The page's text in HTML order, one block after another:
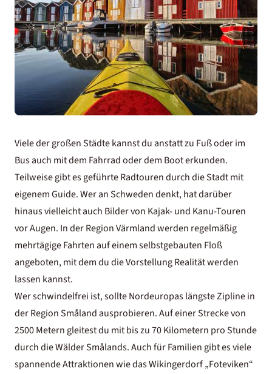
Viele der großen Städte kannst du anstatt zu Fuß oder im
Bus auch mit dem Fahrrad oder dem Boot erkunden.
Teilweise gibt es geführte Radtouren durch die Stadt mit
eigenem Guide. Wer an Schweden denkt, hat darüber
hinaus vielleicht auch Bilder von Kajak- und Kanu-Touren
vor Augen. In der Region Värmland werden regelmäßig
mehrtägige Fahrten auf einem selbstgebauten Floß
angeboten, mit dem du die Vorstellung Realität werden
lassen kannst.
Wer schwindelfrei ist, sollte Nordeuropas längste Zipline in
der Region Småland ausprobieren. Auf einer Strecke von
2500 Metern gleitest du mit bis zu 70 Kilometern pro Stunde
durch die Wälder Smålands. Auch für Familien gibt es viele
spannende Attraktionen wie das Wikingerdorf „Foteviken“